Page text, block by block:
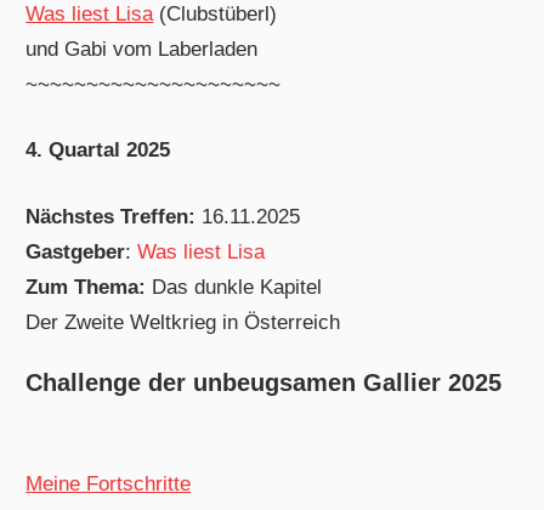
Was liest Lisa(Clubstüberl)
und Gabi vom Laberladen
~~~~~~~~~~~~~~~~~~~~~
4. Quartal 2025
Nächstes Treffen: 16.11.2025
Gastgeber:Was liest Lisa
Zum Thema: Das dunkle Kapitel
Der Zweite Weltkrieg in Österreich
Challenge der unbeugsamen Gallier 2025
Meine Fortschritte